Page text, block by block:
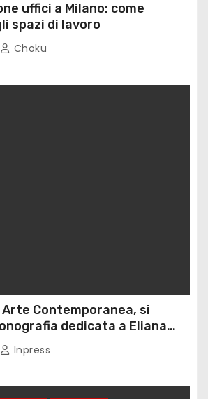
uffici a Milano: come
spazi di lavoro
Choku
Contemporanea, si
dedicata a Eliana
Inpress